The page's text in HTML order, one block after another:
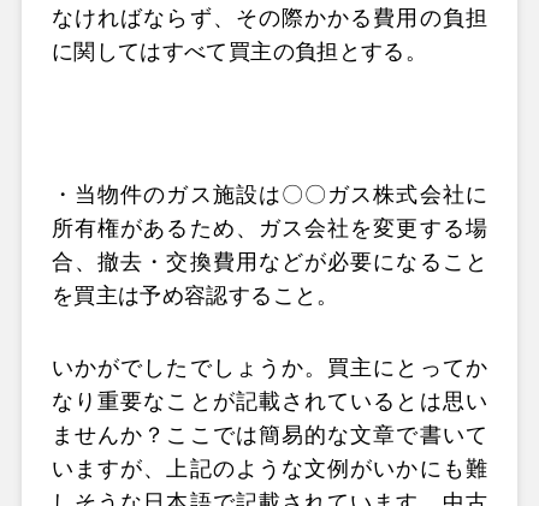
なければならず、その際かかる費用の負担
に関してはすべて買主の負担とする。
・当物件のガス施設は〇〇ガス株式会社に
所有権があるため、ガス会社を変更する場
合、撤去・交換費用などが必要になること
を買主は予め容認すること。
いかがでしたでしょうか。買主にとってか
なり重要なことが記載されているとは思い
ませんか？ここでは簡易的な文章で書いて
いますが、上記のような文例がいかにも難